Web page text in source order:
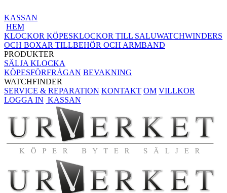
KASSAN
HEM
KLOCKOR KÖPESKLOCKOR TILL SALUWATCHWINDERS
OCH BOXAR TILLBEHÖR OCH ARMBAND
PRODUKTER
SÄLJA KLOCKA
KÖPESFÖRFRÅGAN BEVAKNING
WATCHFINDER
SERVICE & REPARATION KONTAKT OM VILLKOR
LOGGA IN KASSAN